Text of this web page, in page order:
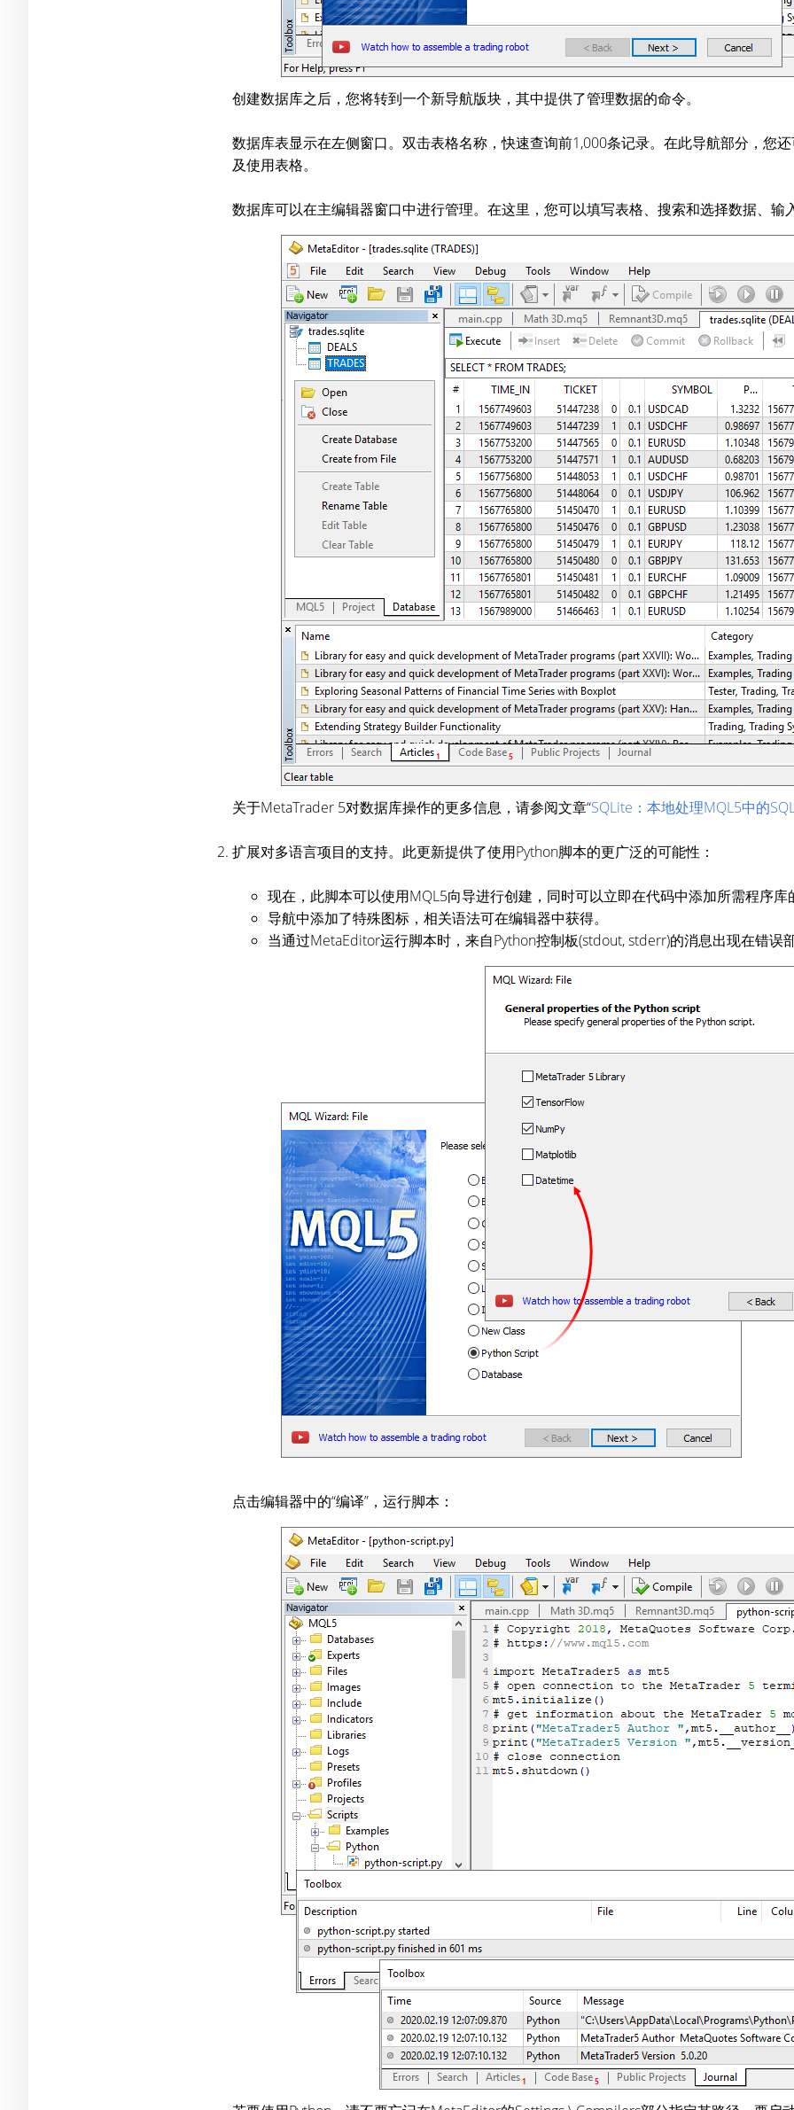
创建数据库之后，您将转到一个新导航版块，其中提供了管理数据的命令。
数据库表显示在左侧窗口。双击表格名称，快速查询前1,000条记录。在此导航部分，您
及使用表格。
数据库可以在主编辑器窗口中进行管理。在这里，您可以填写表格、搜索和选择数据、输
关于MetaTrader 5对数据库操作的更多信息，请参阅文章“SQLite：本地处理MQL5中的
扩展对多语言项目的支持。此更新提供了使用Python脚本的更广泛的可能性：
现在，此脚本可以使用MQL5向导进行创建，同时可以立即在代码中添加所需程序库
导航中添加了特殊图标，相关语法可在编辑器中获得。
当通过MetaEditor运行脚本时，来自Python控制板(stdout, stderr)的消息出现在错误
点击编辑器中的“编译”，运行脚本：